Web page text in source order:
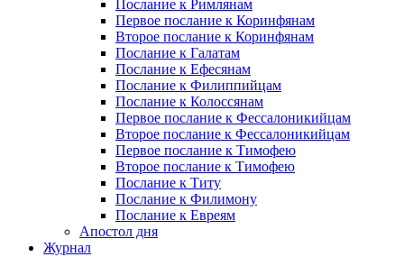
Послание к Римлянам
Первое послание к Коринфянам
Второе послание к Коринфянам
Послание к Галатам
Послание к Ефесянам
Послание к Филиппийцам
Послание к Колоссянам
Первое послание к Фессалоникийцам
Второе послание к Фессалоникийцам
Первое послание к Тимофею
Второе послание к Тимофею
Послание к Титу
Послание к Филимону
Послание к Евреям
Апостол дня
Журнал